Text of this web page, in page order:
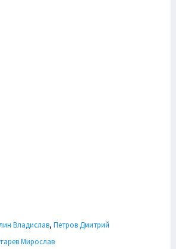
Владислав, Петров Дмитрий
Мирослав